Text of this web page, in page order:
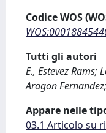
Codice WOS
Tutti gli autori
E., Estevez Rams;
Aragon
Appare nelle
03.1 Articolo su